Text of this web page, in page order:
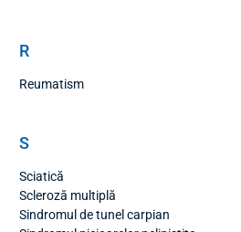
R
Reumatism
S
Sciatică
Scleroză multiplă
Sindromul de tunel carpian